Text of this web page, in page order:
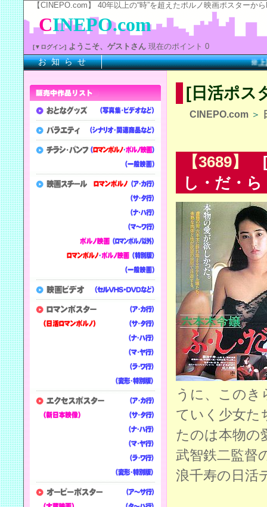
【CINEPO.com】 40年以上の“時”を超えたポルノ映画ポスター
[日活ポス
CINEPO.com ＞
【3689】
[
し・だ・ら
うに、この
ていく少女た
たのは本物
武智鉄二監督
浪千寿の日活
※上記の
CINEPO.com
[▼ログイン] ようこそ、ゲストさん 現在のポイント 0
お 知 ら せ